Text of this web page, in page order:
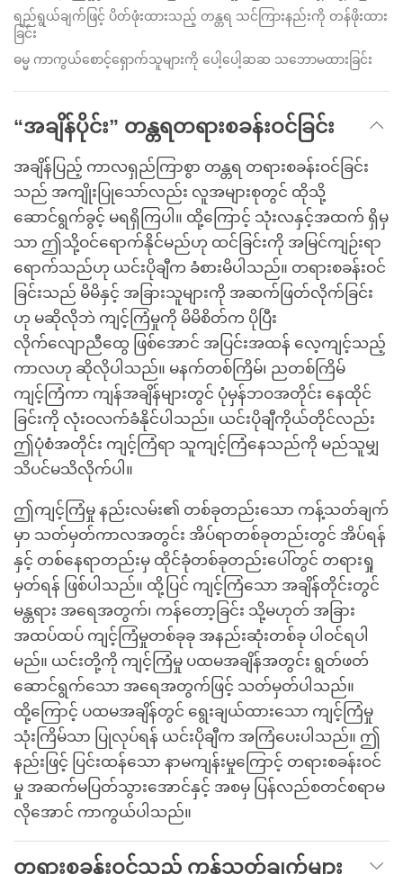
ရည်ရွယ်ချက်ဖြင့် ပိတ်ဖုံးထားသည့် တန္တရ သင်ကြားနည်းကို တန်ဖိုးထား
ခြင်း
ဓမ္မ ကာကွယ်စောင့်ရှောက်သူများကို ပေါ့ပေါ့ဆဆ သဘောမထားခြင်း
“အချိန်ပိုင်း” တန္တရတရားစခန်းဝင်ခြင်း
အချိန်ပြည့် ကာလရှည်ကြာစွာ တန္တရ တရားစခန်းဝင်ခြင်း
သည် အကျိုးပြုသော်လည်း လူအများစုတွင် ထိုသို့
ဆောင်ရွက်ခွင့် မရရှိကြပါ။ ထို့ကြောင့် သုံးလနှင့်အထက် ရှိမှ
သာ ဤသို့ဝင်ရောက်နိုင်မည်ဟု ထင်ခြင်းကို အမြင်ကျဉ်းရာ
ရောက်သည်ဟု ယင်းပိုချီက ခံစားမိပါသည်။ တရားစခန်းဝင်
ခြင်းသည် မိမိနှင့် အခြားသူများကို အဆက်ဖြတ်လိုက်ခြင်း
ဟု မဆိုလိုဘဲ ကျင့်ကြံမှုကို မိမိစိတ်က ပိုပြီး
လိုက်လျောညီထွေ ဖြစ်အောင် အပြင်းအထန် လေ့ကျင့်သည့်
ကာလဟု ဆိုလိုပါသည်။ မနက်တစ်ကြိမ်၊ ညတစ်ကြိမ်
ကျင့်ကြံကာ ကျန်အချိန်များတွင် ပုံမှန်ဘဝအတိုင်း နေထိုင်
ခြင်းကို လုံးဝလက်ခံနိုင်ပါသည်။ ယင်းပိုချီကိုယ်တိုင်လည်း
ဤပုံစံအတိုင်း ကျင့်ကြံရာ သူကျင့်ကြံနေသည်ကို မည်သူမျှ
သိပင်မသိလိုက်ပါ။
ဤကျင့်ကြံမှု နည်းလမ်း၏ တစ်ခုတည်းသော ကန့်သတ်ချက်
မှာ သတ်မှတ်ကာလအတွင်း အိပ်ရာတစ်ခုတည်းတွင် အိပ်ရန်
နှင့် တစ်နေရာတည်းမှ ထိုင်ခုံတစ်ခုတည်းပေါ်တွင် တရားရှု
မှတ်ရန် ဖြစ်ပါသည်။ ထို့ပြင် ကျင့်ကြံသော အချိန်တိုင်းတွင်
မန္တရား အရေအတွက်၊ ကန်တော့ခြင်း သို့မဟုတ် အခြား
အထပ်ထပ် ကျင့်ကြံမှုတစ်ခုခု အနည်းဆုံးတစ်ခု ပါဝင်ရပါ
မည်။ ယင်းတို့ကို ကျင့်ကြံမှု ပထမအချိန်အတွင်း ရွတ်ဖတ်
ဆောင်ရွက်သော အရေအတွက်ဖြင့် သတ်မှတ်ပါသည်။
ထို့ကြောင့် ပထမအချိန်တွင် ရွေးချယ်ထားသော ကျင့်ကြံမှု
သုံးကြိမ်သာ ပြုလုပ်ရန် ယင်းပိုချီက အကြံပေးပါသည်။ ဤ
နည်းဖြင့် ပြင်းထန်သော နာမကျန်းမှုကြောင့် တရားစခန်းဝင်
မှု အဆက်မပြတ်သွားအောင်နှင့် အစမှ ပြန်လည်စတင်စရာမ
လိုအောင် ကာကွယ်ပါသည်။
တရားစခန်းဝင်သည့် ကန့်သတ်ချက်များ